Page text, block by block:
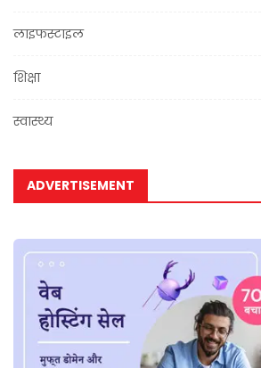
लाइफस्टाइल
शिक्षा
स्वास्थ्य
ADVERTISEMENT